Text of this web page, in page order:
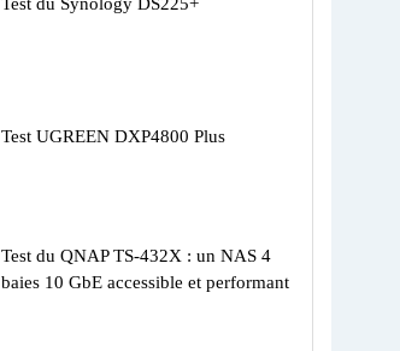
Test du Synology DS225+
Test UGREEN DXP4800 Plus
Test du QNAP TS-432X : un NAS 4
baies 10 GbE accessible et performant